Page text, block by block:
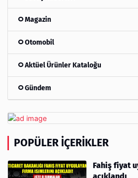
Magazin
Otomobil
Aktüel Ürünler Kataloğu
Gündem
POPÜLER İÇERIKLER
Fahiş fiyat